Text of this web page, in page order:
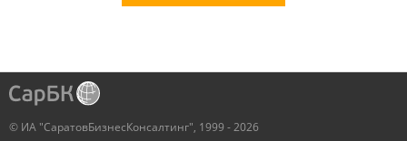
© ИА "СаратовБизнесКонсалтинг", 1999 - 2026